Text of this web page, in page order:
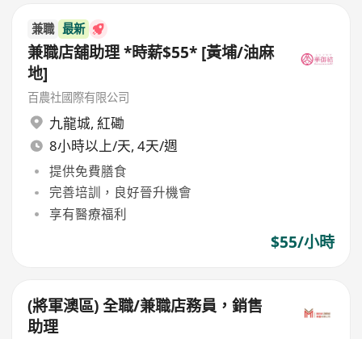
兼職 最新
兼職店舖助理 *時薪$55* [黃埔/油麻
地]
百農社國際有限公司
九龍城, 紅磡
8小時以上/天, 4天/週
提供免費膳食
完善培訓，良好晉升機會
享有醫療福利
$55/小時
(將軍澳區) 全職/兼職店務員，銷售
助理